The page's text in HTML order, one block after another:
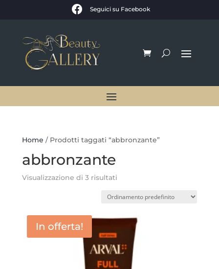
 Seguici su Facebook
Home / Prodotti taggati “abbronzante”
abbronzante
Visualizzazione di 3 risultati
In offerta!